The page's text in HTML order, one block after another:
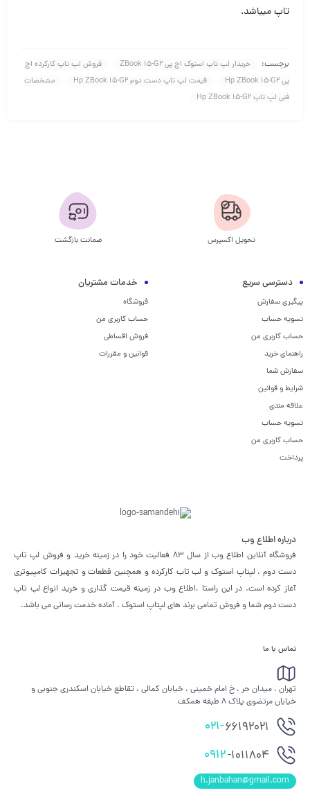
تاپ میباشد.
برچسب: خریدار لپ تاپ استوک اچ پی ZBook 15-G2
فروش لپ تاپ کارکرده اچ
پی Hp ZBook 15-G2
قیمت لپ تاپ دست دوم Hp ZBook 15-G2
مشخصات
فنی لپ تاپ Hp ZBook 15-G2
تحویل اکسپرس ضمانت بازگشت
دسترسی سریع
پیگیری سفارش
تسویه حساب
حساب کاربری من
راهنمای خرید
سفارش شما
شرایط و قوانین
علاقه مندی
تسویه حساب
حساب کاربری من
پرداخت
خدمات مشتریان
فروشگاه
حساب کاربری من
فروش اقساطی
قوانین و مقررات
درباره اطلاع وب
فروشگاه آنلاین اطلاع وب از سال 83 فعالیت خود را در زمینه خرید و فروش لپ تاپ
دست دوم ، لپتاپ استوک و لب تاب کارکرده و همچنین قطعات و تجهیزات کامپیوتری
آغاز کرده است. در این راستا ،‌اطلاع وب در زمینه قیمت گذاری و خرید انواع لپ تاپ
دست دوم شما و فروش تمامی برند های لپتاپ استوک ، آماده خدمت رسانی می باشد.
تماس با ما
تهران ، میدان حر ، خ امام خمینی ، خیابان کمالی ، تقاطع خیابان اسکندری جنوبی و
خیابان مرتضوی پلاک 8 طبقه همکف
021-66192021
0912-1011804
h.janbahan@gmail.com